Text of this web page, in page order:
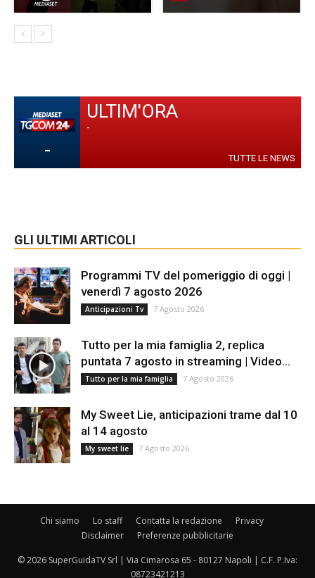
-
ULTIM'ORA
-
TUTTE LE NEWS
GLI ULTIMI ARTICOLI
Programmi TV del pomeriggio di oggi |
venerdì 7 agosto 2026
Anticipazioni Tv 7 Agosto 2026
Tutto per la mia famiglia 2, replica
puntata 7 agosto in streaming | Video...
Tutto per la mia famiglia 7 Agosto 2026
My Sweet Lie, anticipazioni trame dal 10
al 14 agosto
My sweet lie 7 Agosto 2026
Chi siamo Lo staff Contatta la redazione
Privacy
Disclaimer
Preferenze pubblicitarie
© 2026 SuperGuidaTV Srl | Via Cimarosa 65 - 80127 Napoli | C.F. P.Iva:
08723421213